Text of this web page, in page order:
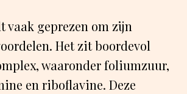
vaak geprezen om zijn
Het zit boordevol
waaronder foliumzuur,
en riboflavine. Deze